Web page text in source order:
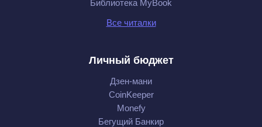
Библиотека MyBook
Все читалки
Личный бюджет
Дзен-мани
CoinKeeper
Monefy
Бегущий Банкир